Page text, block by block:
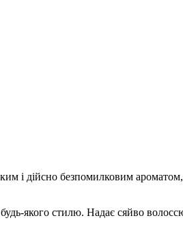
дійсно безпомилковим ароматом,
якого стилю. Надає сяйво